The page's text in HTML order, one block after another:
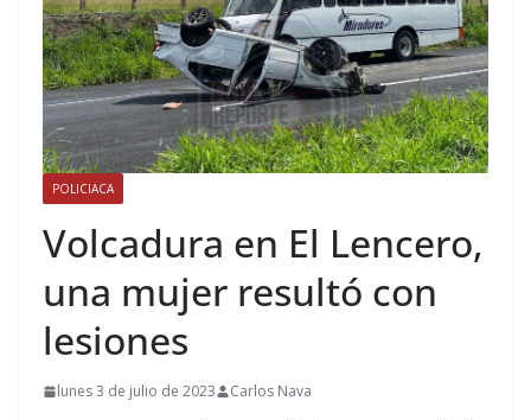
POLICIACA
Volcadura en El Lencero,
una mujer resultó con
lesiones
lunes 3 de julio de 2023 Carlos Nava